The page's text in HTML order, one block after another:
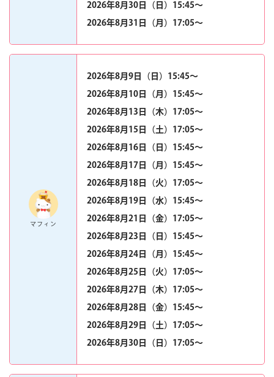
2026年8月30日（日）15:45〜
2026年8月31日（月）17:05〜
マフィン
2026年8月9日（日）15:45〜
2026年8月10日（月）15:45〜
2026年8月13日（木）17:05〜
2026年8月15日（土）17:05〜
2026年8月16日（日）15:45〜
2026年8月17日（月）15:45〜
2026年8月18日（火）17:05〜
2026年8月19日（水）15:45〜
2026年8月21日（金）17:05〜
2026年8月23日（日）15:45〜
2026年8月24日（月）15:45〜
2026年8月25日（火）17:05〜
2026年8月27日（木）17:05〜
2026年8月28日（金）15:45〜
2026年8月29日（土）17:05〜
2026年8月30日（日）17:05〜